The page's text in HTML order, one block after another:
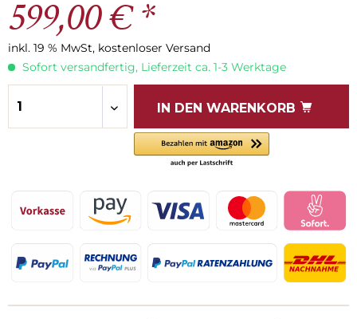
599,00 € *
inkl. 19 % MwSt, kostenloser Versand
Sofort versandfertig, Lieferzeit ca. 1-3 Werktage
IN DEN WARENKORB